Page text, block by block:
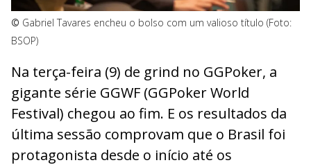
© Gabriel Tavares encheu o bolso com um valioso título (Foto:
BSOP)
Na terça-feira (9) de grind no GGPoker, a
gigante série GGWF (GGPoker World
Festival) chegou ao fim. E os resultados da
última sessão comprovam que o Brasil foi
protagonista desde o início até os